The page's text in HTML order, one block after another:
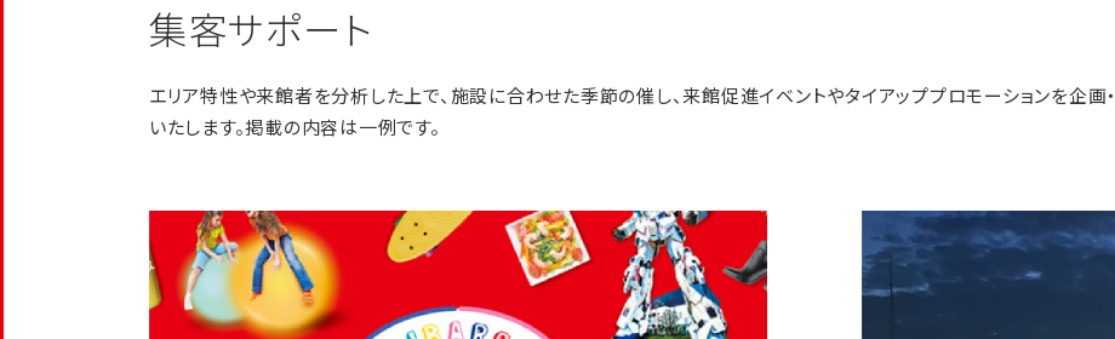
集客サポート
エリア特性や来館者を分析した上で、施設に合わせた季節の催し、来館促進イベントやタイアッププロモーションを企画
いたします。掲載の内容は一例です。